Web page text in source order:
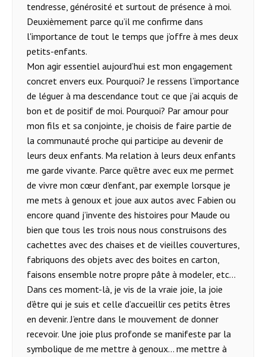
tendresse, générosité et surtout de présence à moi.
Deuxièmement parce qu’il me confirme dans
l'importance de tout le temps que j’offre à mes deux
petits-enfants.
Mon agir essentiel aujourd’hui est mon engagement
concret envers eux. Pourquoi? Je ressens l’importance
de léguer à ma descendance tout ce que j’ai acquis de
bon et de positif de moi. Pourquoi? Par amour pour
mon fils et sa conjointe, je choisis de faire partie de
la communauté proche qui participe au devenir de
leurs deux enfants. Ma relation à leurs deux enfants
me garde vivante. Parce qu’être avec eux me permet
de vivre mon cœur d’enfant, par exemple lorsque je
me mets à genoux et joue aux autos avec Fabien ou
encore quand j’invente des histoires pour Maude ou
bien que tous les trois nous nous construisons des
cachettes avec des chaises et de vieilles couvertures,
fabriquons des objets avec des boites en carton,
faisons ensemble notre propre pâte à modeler, etc...
Dans ces moment-là, je vis de la vraie joie, la joie
d’être qui je suis et celle d’accueillir ces petits êtres
en devenir. J’entre dans le mouvement de donner
recevoir. Une joie plus profonde se manifeste par la
symbolique de me mettre à genoux… me mettre à